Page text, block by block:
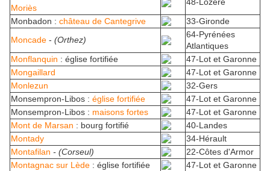
Moriès
Monbadon : château de Cantegrive
33-Gironde
Moncade - (Orthez)
64-Pyrénées
Atlantiques
Monflanquin : église fortifiée
47-Lot et Garonne
Mongaillard
47-Lot et Garonne
Monlezun
32-Gers
Monsempron-Libos : église fortifiée
47-Lot et Garonne
Monsempron-Libos : maisons fortes
47-Lot et Garonne
Mont de Marsan : bourg fortifié
40-Landes
Montady
34-Hérault
Montafilan - (Corseul)
22-Côtes d'Armor
Montagnac sur Lède : église fortifiée
47-Lot et Garonne